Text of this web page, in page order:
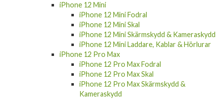
iPhone 12 Mini
iPhone 12 Mini Fodral
iPhone 12 Mini Skal
iPhone 12 Mini Skärmskydd & Kameraskydd
iPhone 12 Mini Laddare, Kablar & Hörlurar
iPhone 12 Pro Max
iPhone 12 Pro Max Fodral
iPhone 12 Pro Max Skal
iPhone 12 Pro Max Skärmskydd &
Kameraskydd